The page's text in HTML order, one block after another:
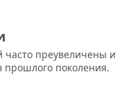
часто преувеличены и
прошлого поколения.